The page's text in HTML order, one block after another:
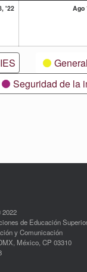
'2218
Ago
General
Seguridad de la
de Educación
y Comunicación
México, CP 03310